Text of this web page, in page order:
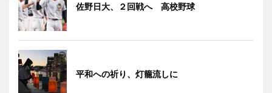
佐野日大、２回戦へ 高校野球
平和への祈り、灯籠流しに